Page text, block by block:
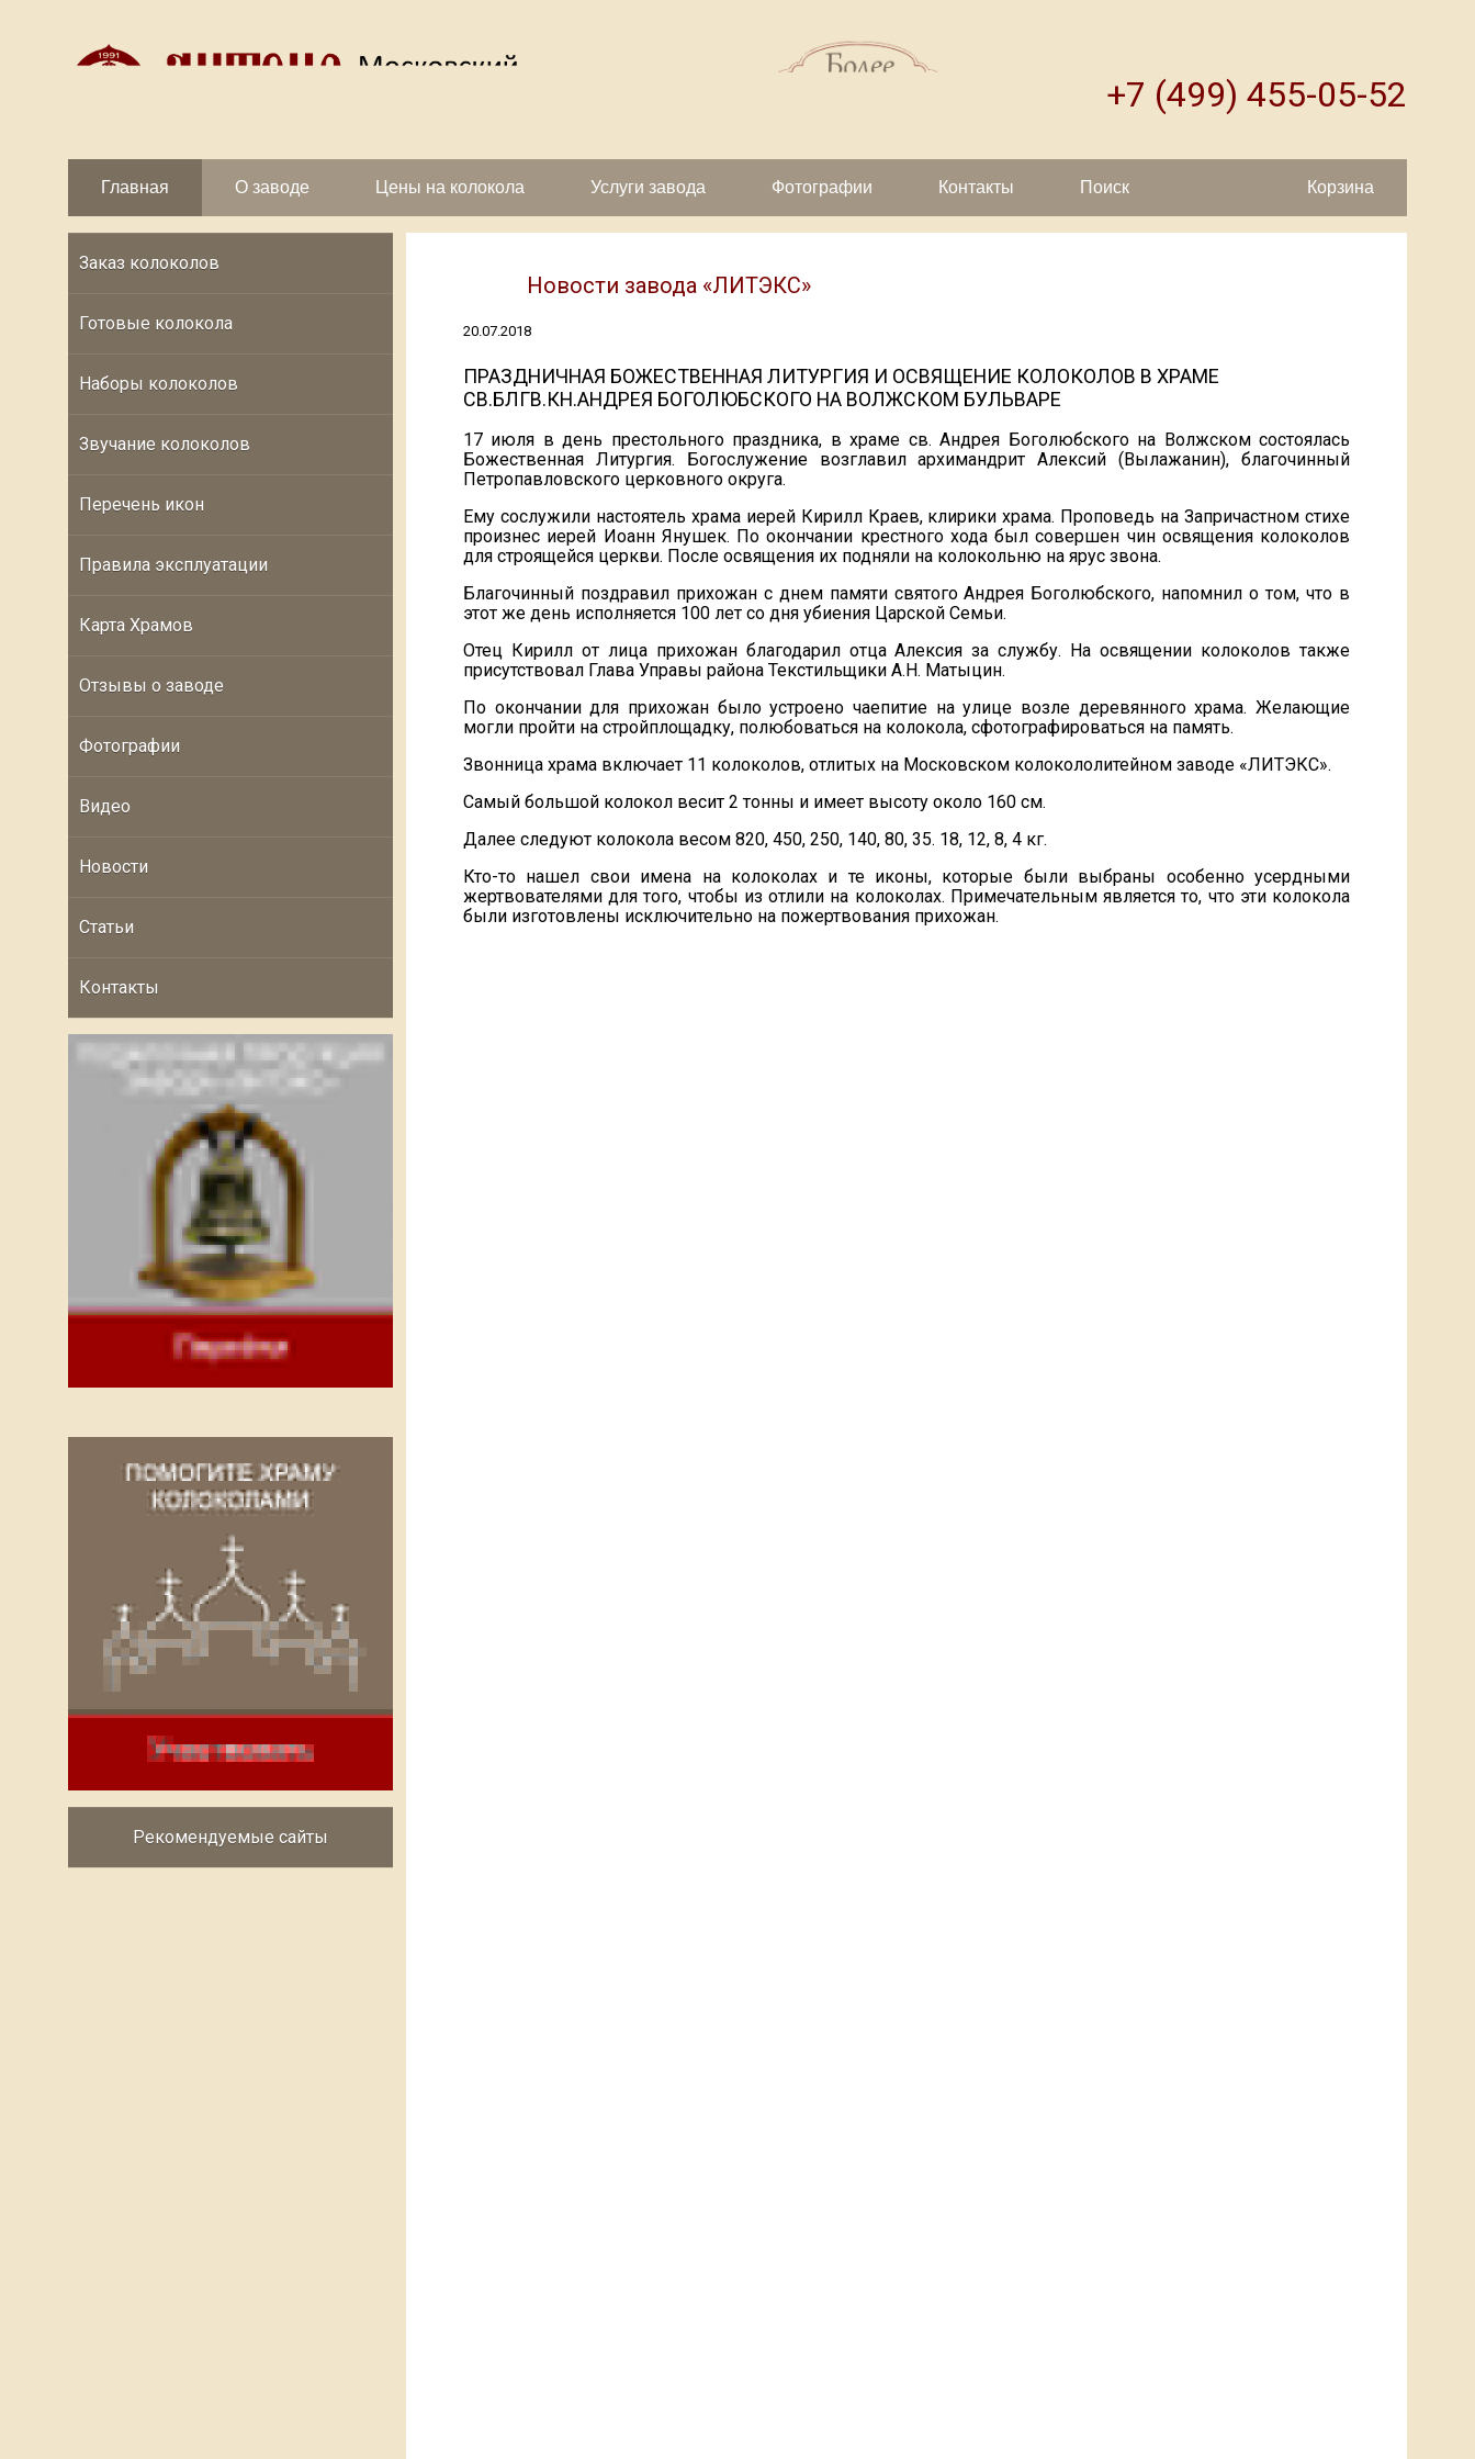
+7 (499) 455-05-52
Главная О заводе Цены на колокола Услуги завода Фотографии Контакты Поиск Корзина
Заказ колоколов
Готовые колокола
Наборы колоколов
Звучание колоколов
Перечень икон
Правила эксплуатации
Карта Храмов
Отзывы о заводе
Фотографии
Видео
Новости
Статьи
Контакты
Рекомендуемые сайты
Новости завода «ЛИТЭКС»
20.07.2018
ПРАЗДНИЧНАЯ БОЖЕСТВЕННАЯ ЛИТУРГИЯ И ОСВЯЩЕНИЕ КОЛОКОЛОВ В ХРАМЕ
СВ.БЛГВ.КН.АНДРЕЯ БОГОЛЮБСКОГО НА ВОЛЖСКОМ БУЛЬВАРЕ
17 июля в день престольного праздника, в храме св. Андрея Боголюбского на Волжском состоялась
Божественная Литургия. Богослужение возглавил архимандрит Алексий (Вылажанин), благочинный
Петропавловского церковного округа.
Ему сослужили настоятель храма иерей Кирилл Краев, клирики храма. Проповедь на Запричастном стихе
произнес иерей Иоанн Янушек. По окончании крестного хода был совершен чин освящения колоколов
для строящейся церкви. После освящения их подняли на колокольню на ярус звона.
Благочинный поздравил прихожан с днем памяти святого Андрея Боголюбского, напомнил о том, что в
этот же день исполняется 100 лет со дня убиения Царской Семьи.
Отец Кирилл от лица прихожан благодарил отца Алексия за службу. На освящении колоколов также
присутствовал Глава Управы района Текстильщики А.Н. Матыцин.
По окончании для прихожан было устроено чаепитие на улице возле деревянного храма. Желающие
могли пройти на стройплощадку, полюбоваться на колокола, сфотографироваться на память.
Звонница храма включает 11 колоколов, отлитых на Московском колокололитейном заводе «ЛИТЭКС».
Самый большой колокол весит 2 тонны и имеет высоту около 160 см.
Далее следуют колокола весом 820, 450, 250, 140, 80, 35. 18, 12, 8, 4 кг.
Кто-то нашел свои имена на колоколах и те иконы, которые были выбраны особенно усердными
жертвователями для того, чтобы из отлили на колоколах. Примечательным является то, что эти колокола
были изготовлены исключительно на пожертвования прихожан.